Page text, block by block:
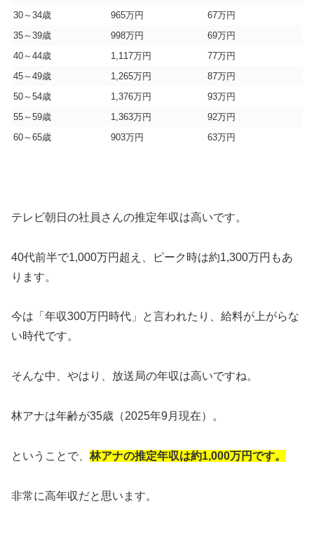
30～34歳
965万円
67万円
35～39歳
998万円
69万円
40～44歳
1,117万円
77万円
45～49歳
1,265万円
87万円
50～54歳
1,376万円
93万円
55～59歳
1,363万円
92万円
60～65歳
903万円 63万円
テレビ朝日の社員さんの推定年収は高いです。
40代前半で1,000万円超え、ピーク時は約1,300万円もあ
ります。
今は「年収300万円時代」と言われたり、給料が上がらな
い時代です。
そんな中、やはり、放送局の年収は高いですね。
林アナは年齢が35歳（2025年9月現在）。
ということで、 林アナの推定年収は約1,000万円です。
非常に高年収だと思います。